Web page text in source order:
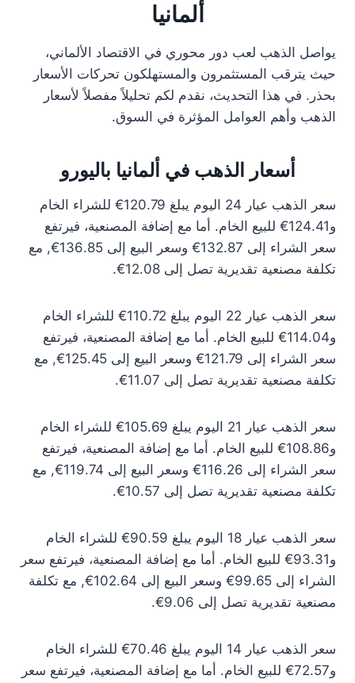
ألمانيا
يواصل الذهب لعب دور محوري في الاقتصاد الألماني،
حيث يترقب المستثمرون والمستهلكون تحركات الأسعار
بحذر. في هذا التحديث، نقدم لكم تحليلاً مفصلاً لأسعار
الذهب وأهم العوامل المؤثرة في السوق.
أسعار الذهب في ألمانيا باليورو
سعر الذهب عيار 24 اليوم يبلغ 120.79€ للشراء الخام
و124.41€ للبيع الخام. أما مع إضافة المصنعية، فيرتفع
سعر الشراء إلى 132.87€ وسعر البيع إلى 136.85€, مع
تكلفة مصنعية تقديرية تصل إلى 12.08€.
سعر الذهب عيار 22 اليوم يبلغ 110.72€ للشراء الخام
و114.04€ للبيع الخام. أما مع إضافة المصنعية، فيرتفع
سعر الشراء إلى 121.79€ وسعر البيع إلى 125.45€, مع
تكلفة مصنعية تقديرية تصل إلى 11.07€.
سعر الذهب عيار 21 اليوم يبلغ 105.69€ للشراء الخام
و108.86€ للبيع الخام. أما مع إضافة المصنعية، فيرتفع
سعر الشراء إلى 116.26€ وسعر البيع إلى 119.74€, مع
تكلفة مصنعية تقديرية تصل إلى 10.57€.
سعر الذهب عيار 18 اليوم يبلغ 90.59€ للشراء الخام
و93.31€ للبيع الخام. أما مع إضافة المصنعية، فيرتفع سعر
الشراء إلى 99.65€ وسعر البيع إلى 102.64€, مع تكلفة
مصنعية تقديرية تصل إلى 9.06€.
سعر الذهب عيار 14 اليوم يبلغ 70.46€ للشراء الخام
و72.57€ للبيع الخام. أما مع إضافة المصنعية، فيرتفع سعر